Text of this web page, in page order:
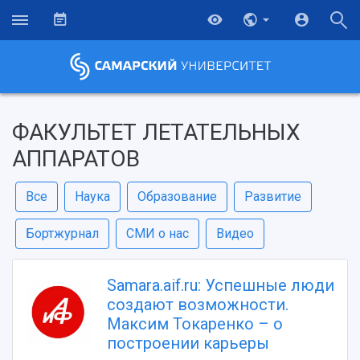
ФАКУЛЬТЕТ ЛЕТАТЕЛЬНЫХ
АППАРАТОВ
Все Наука Образование Развитие
Бортжурнал СМИ о нас Видео
Samara.aif.ru: Успешные люди
создают возможности.
Максим Токаренко – о
построении карьеры